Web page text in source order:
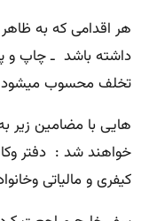
هر اقدامی که به
داشته باشد ـ چاپ و
تخلف محسوب میشود .
هایی با مضامین زیر
خواهند شد : دفتر
کیفری و مالیاتی